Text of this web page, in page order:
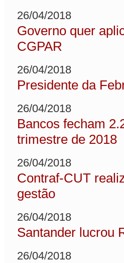
26/04/2018
Governo quer
CGPAR
26/04/2018
Presidente da
26/04/2018
Bancos fecham
trimestre de 2018
26/04/2018
Contraf-CUT
gestão
26/04/2018
Santander lucrou
26/04/2018